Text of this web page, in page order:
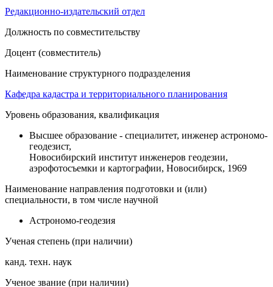
Редакционно-издательский отдел
Должность по совместительству
Доцент (совместитель)
Наименование структурного подразделения
Кафедра кадастра и территориального планирования
Уровень образования, квалификация
Высшее образование - специалитет, инженер астрономо-
геодезист,
Новосибирский институт инженеров геодезии,
аэрофотосъемки и картографии, Новосибирск, 1969
Наименование направления подготовки и (или)
специальности, в том числе научной
Астрономо-геодезия
Ученая степень (при наличии)
канд. техн. наук
Ученое звание (при наличии)